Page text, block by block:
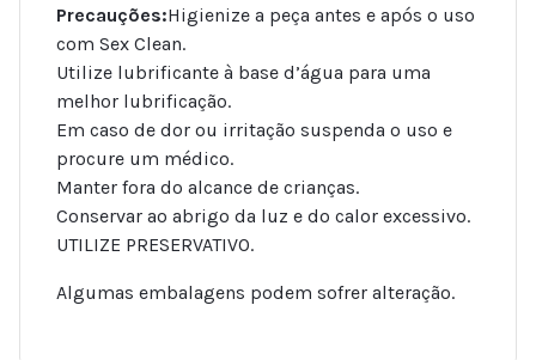
Precauções:Higienize a peça antes e após o uso
com Sex Clean.
Utilize lubrificante à base d’água para uma
melhor lubrificação.
Em caso de dor ou irritação suspenda o uso e
procure um médico.
Manter fora do alcance de crianças.
Conservar ao abrigo da luz e do calor excessivo.
UTILIZE PRESERVATIVO.
Algumas embalagens podem sofrer alteração.